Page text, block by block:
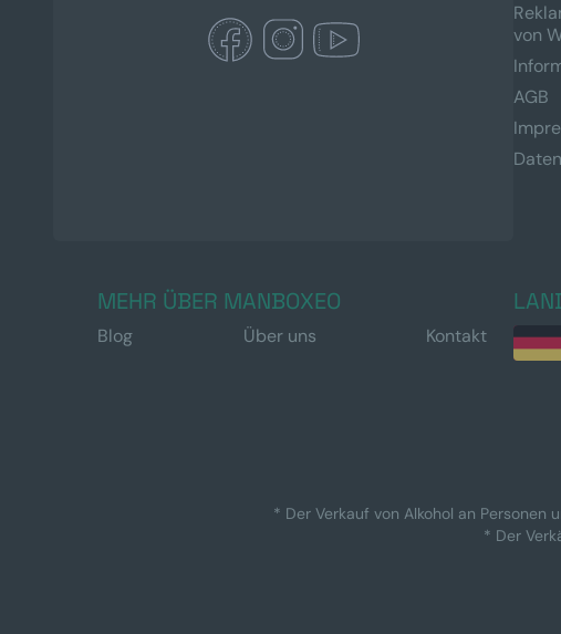
von
AGB
MEHR ÜBER MANBOXEO
Blog Über uns Kontakt
* Der Verkauf von Alkohol an Personen
* Der